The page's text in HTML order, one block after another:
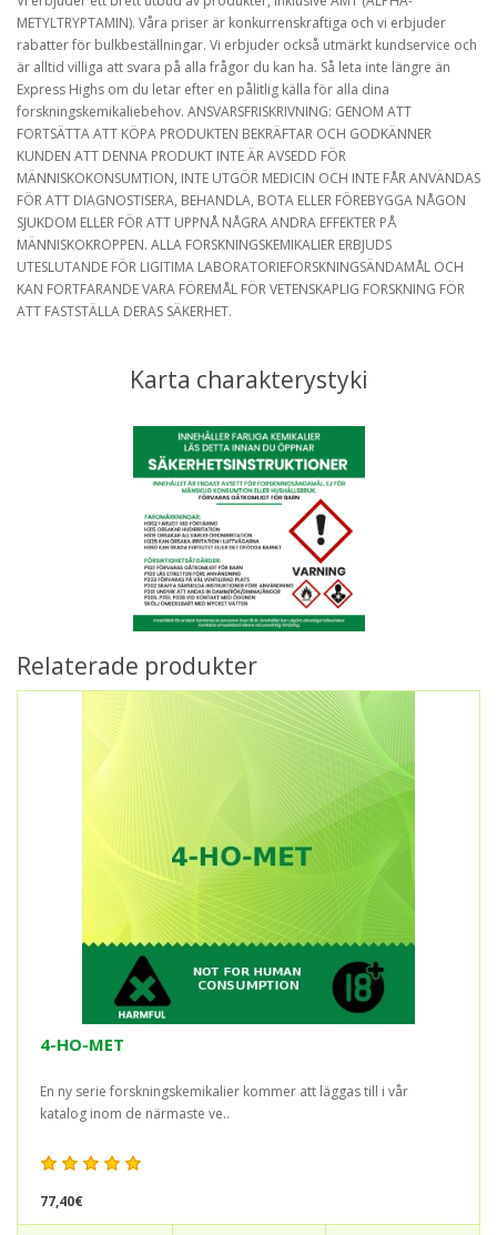
METYLTRYPTAMIN). Våra priser är konkurrenskraftiga och vi erbjuder
rabatter för bulkbeställningar. Vi erbjuder också utmärkt kundservice och
är alltid villiga att svara på alla frågor du kan ha. Så leta inte längre än
Express Highs om du letar efter en pålitlig källa för alla dina
forskningskemikaliebehov. ANSVARSFRISKRIVNING: GENOM ATT
FORTSÄTTA ATT KÖPA PRODUKTEN BEKRÄFTAR OCH GODKÄNNER
KUNDEN ATT DENNA PRODUKT INTE ÄR AVSEDD FÖR
MÄNNISKOKONSUMTION, INTE UTGÖR MEDICIN OCH INTE FÅR ANVÄNDAS
FÖR ATT DIAGNOSTISERA, BEHANDLA, BOTA ELLER FÖREBYGGA NÅGON
SJUKDOM ELLER FÖR ATT UPPNÅ NÅGRA ANDRA EFFEKTER PÅ
MÄNNISKOKROPPEN. ALLA FORSKNINGSKEMIKALIER ERBJUDS
UTESLUTANDE FÖR LIGITIMA LABORATORIEFORSKNINGSÄNDAMÅL OCH
KAN FORTFARANDE VARA FÖREMÅL FÖR VETENSKAPLIG FORSKNING FÖR
ATT FASTSTÄLLA DERAS SÄKERHET.
Karta charakterystyki
Relaterade produkter
4-HO-MET
En ny serie forskningskemikalier kommer att läggas till i vår
katalog inom de närmaste ve..
77,40€